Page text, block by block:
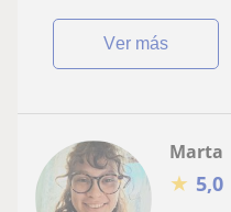
ver más
Marta
★ 5,0